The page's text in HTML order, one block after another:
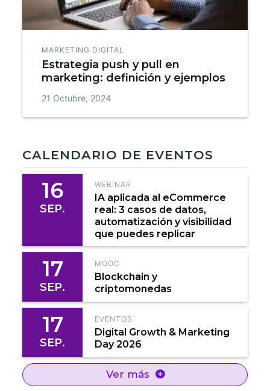
MARKETING DIGITAL
Estrategia push y pull en
marketing: definición y ejemplos
21 Octubre, 2024
CALENDARIO DE EVENTOS
16
SEP.
WEBINAR
IA aplicada al eCommerce
real: 3 casos de datos,
automatización y visibilidad
que puedes replicar
17
SEP.
MOOC
Blockchain y
criptomonedas
17
SEP.
EVENTOS
Digital Growth & Marketing
Day 2026
Ver más